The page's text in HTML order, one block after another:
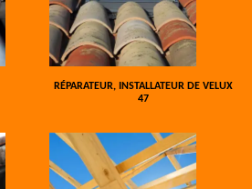
RÉPARATEUR, INSTALLATEUR DE VELUX
47